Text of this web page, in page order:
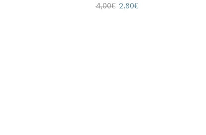
4,00€ 2,80€